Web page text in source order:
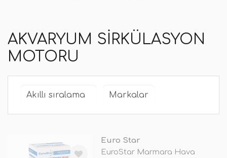
AKVARYUM SIRKÜLASYON
MOTORU
Euro Star
EuroStar Marmara Hava